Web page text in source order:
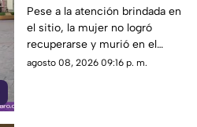
caminaba por el Centro
de Querétaro
Pese a la atención brindada en
el sitio, la mujer no logró
recuperarse y murió en el
lugar.
agosto 08, 2026 09:16 p. m.